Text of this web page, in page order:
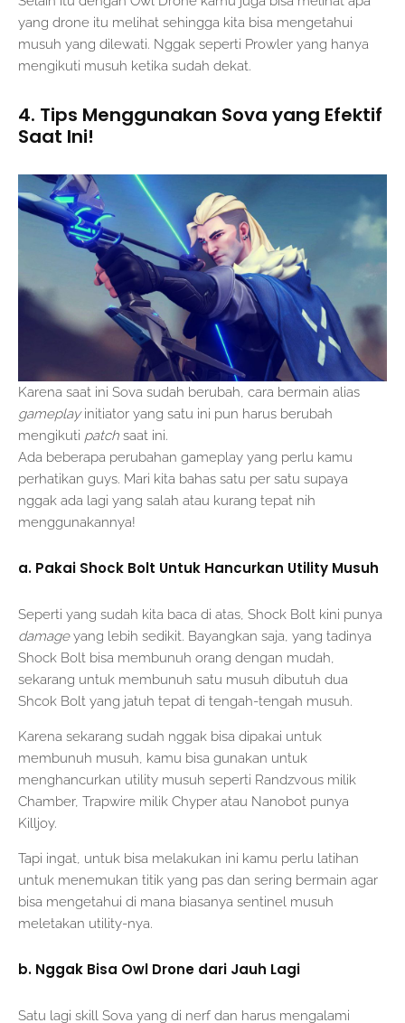
yang drone itu melihat sehingga kita bisa mengetahui
musuh yang dilewati. Nggak seperti Prowler yang hanya
mengikuti musuh ketika sudah dekat.
4. Tips Menggunakan Sova yang Efektif
Saat Ini!
Karena saat ini Sova sudah berubah, cara bermain alias
gameplayinitiator yang satu ini pun harus berubah
mengikuti patch saat ini.
Ada beberapa perubahan gameplay yang perlu kamu
perhatikan guys. Mari kita bahas satu per satu supaya
nggak ada lagi yang salah atau kurang tepat nih
menggunakannya!
a. Pakai Shock Bolt Untuk Hancurkan Utility Musuh
Seperti yang sudah kita baca di atas, Shock Bolt kini punya
damageyang lebih sedikit. Bayangkan saja, yang tadinya
Shock Bolt bisa membunuh orang dengan mudah,
sekarang untuk membunuh satu musuh dibutuh dua
Shcok Bolt yang jatuh tepat di tengah-tengah musuh.
Karena sekarang sudah nggak bisa dipakai untuk
membunuh musuh, kamu bisa gunakan untuk
menghancurkan utility musuh seperti Randzvous milik
Chamber, Trapwire milik Chyper atau Nanobot punya
Killjoy.
Tapi ingat, untuk bisa melakukan ini kamu perlu latihan
untuk menemukan titik yang pas dan sering bermain agar
bisa mengetahui di mana biasanya sentinel musuh
meletakan utility-nya.
b. Nggak Bisa Owl Drone dari Jauh Lagi
Satu lagi skill Sova yang di nerf dan harus mengalami